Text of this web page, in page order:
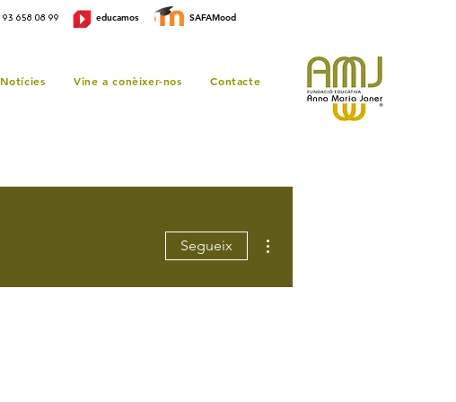
93 658 08 99 educamos SAFAMood
Notícies Vine a conèixer-nos Contacte
Segueix